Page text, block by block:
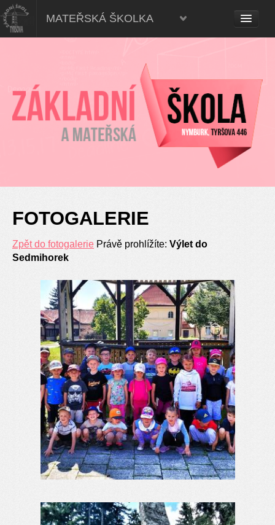
Mateřská škola, Nymburk
MATEŘSKÁ ŠKOLKA
FOTOGALERIE
Zpět do fotogalerie Právě prohlížíte: Výlet do
Sedmihorek